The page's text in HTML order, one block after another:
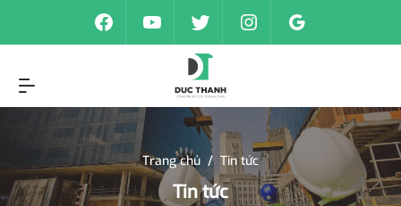
Trang chủ / Tin tức
Tin tức